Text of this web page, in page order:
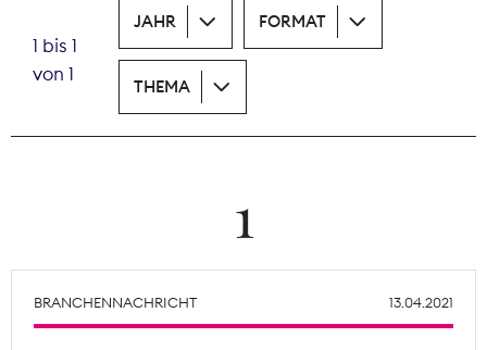
Print
Wächterpreis
1 bis 1
von 1
JAHR FORMAT
THEMA
1
BRANCHENNACHRICHT 13.04.2021